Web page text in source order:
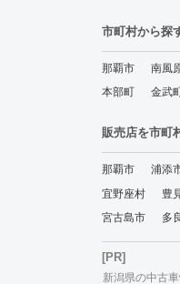
市町村から探
那覇市 南風
本部町
金武
販売店を市町
那覇市 浦添
宜野座村
豊
宮古島市
多
[PR]
新潟県の中古